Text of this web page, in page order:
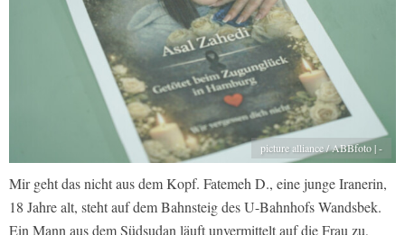
picture alliance / ABBfoto | -
Mir geht das nicht aus dem Kopf. Fatemeh D., eine junge Iranerin,
18 Jahre alt, steht auf dem Bahnsteig des U-Bahnhofs Wandsbek.
Ein Mann aus dem Südsudan läuft unvermittelt auf die Frau zu,